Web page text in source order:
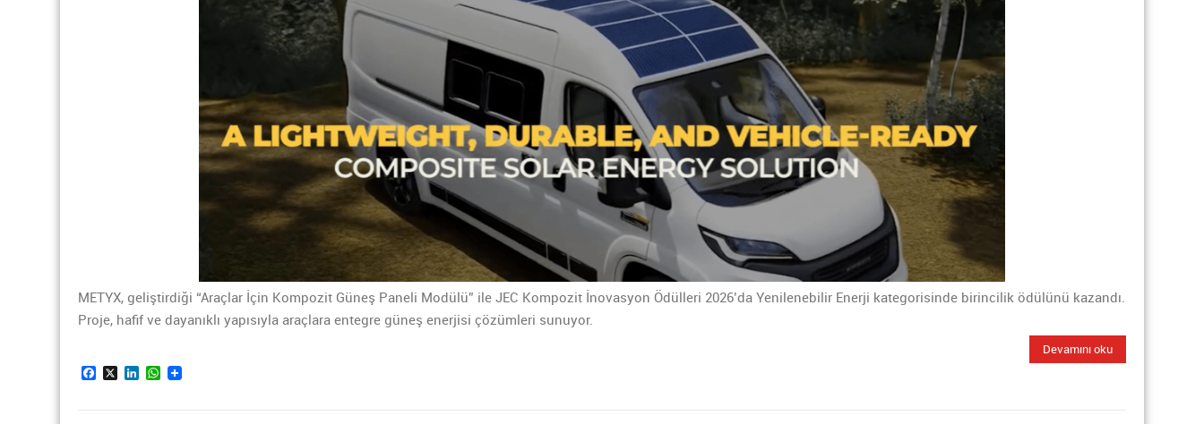
METYX, geliştirdiği “Araçlar İçin Kompozit Güneş Paneli Modülü” ile JEC Kompozit İnovasyon Ödülleri 2026’da Yenilenebilir Enerji kategorisinde birincilik ödülünü kazandı.
Proje, hafif ve dayanıklı yapısıyla araçlara entegre güneş enerjisi çözümleri sunuyor.
Devamını oku
Facebook
X LinkedInWhatsApp